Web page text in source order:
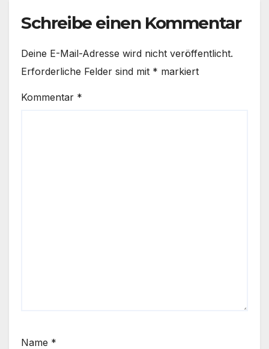
Schreibe einen Kommentar
Deine E-Mail-Adresse wird nicht veröffentlicht.
Erforderliche Felder sind mit * markiert
Kommentar *
Name *